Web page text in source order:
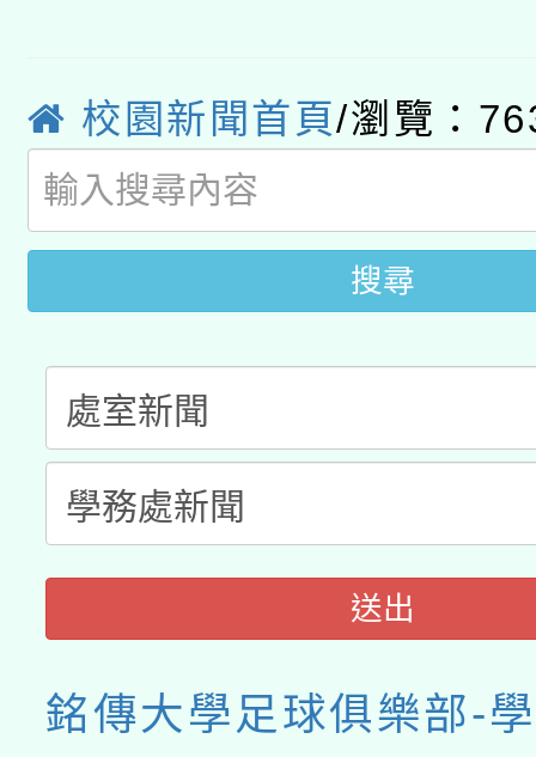
業成長研習」實施計畫
師專業成長研習實施計
方素養工作坊新北場」
族語言臺北學習中心
「族語學習班」招生簡
轉知有關國立成功大學
文教學共融平台-教案
件」活動簡章
教育部國民及學前教育
年度COVID-19疫苗接
接種對象擴大為「滿6
接種之民眾」措施，延
月28日止
校園新聞首頁/瀏覽：
搜尋
送出
銘傳大學足球俱樂部-